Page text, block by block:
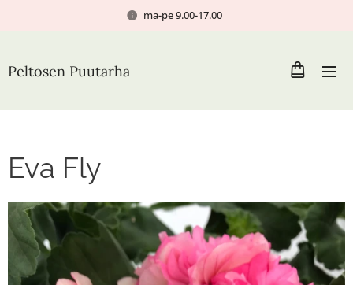
ma-pe 9.00-17.00
Peltosen Puutarha
Eva Fly